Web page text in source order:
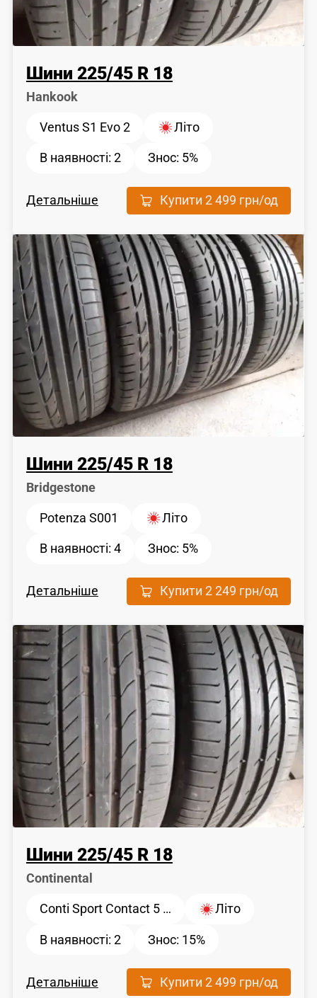
Шини 225/45 R 18
Hankook
Ventus S1 Evo 2 Літо
В наявності: 2 Знос: 5%
Детальніше Купити2 499 грн/од
Шини 225/45 R 18
Bridgestone
Potenza S001 Літо
В наявності: 4 Знос: 5%
Детальніше Купити2 249 грн/од
Шини 225/45 R 18
Continental
Conti Sport Contact 5 … Літо
В наявності: 2 Знос: 15%
Детальніше Купити2 499 грн/од